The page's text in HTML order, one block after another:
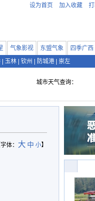
设为首页 加入收藏
气象影视 东盟气象 四季广西
玉林 钦州 防城港 崇左
城市天气查询：
字体： 大 中 小】